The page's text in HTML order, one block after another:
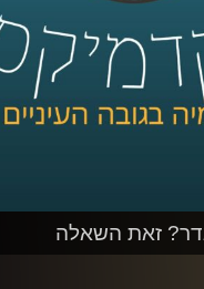
זאת השאלה